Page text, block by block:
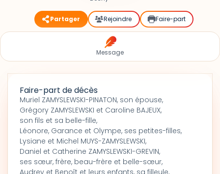
Partager Rejoindre Faire-part
Message
Faire-part de décès
Muriel ZAMYSLEWSKI-PINATON, son épouse,
Grégory ZAMYSLEWSKI et Caroline BAJEUX,
son fils et sa belle-fille,
Léonore, Garance et Olympe, ses petites-filles,
Lysiane et Michel MUYS-ZAMYSLEWSKI,
Daniel et Catherine ZAMYSLEWSKI-GREVIN,
ses sœur, frère, beau-frère et belle-sœur,
Audrey et Benoît et leurs enfants, sa filleule,